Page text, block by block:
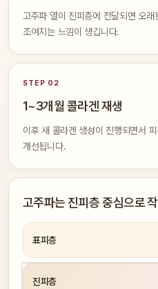
고주파 열이 진피층에 전달되면 오
조여지는 느낌이 생깁니다.
STEP 02
1~3개월 콜라겐 재생
이후 새 콜라겐 생성이 진행되면서
개선됩니다.
고주파는 진피층 중심으로
표피층
진피층